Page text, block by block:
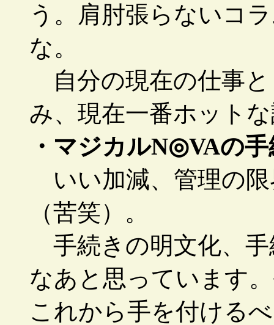
う。肩肘張らないコ
な。
自分の現在の仕事と
み、現在一番ホット
・マジカルN◎VAの
いい加減、管理の
（苦笑）。
手続きの明文化、手
なあと思っています
これから手を付ける